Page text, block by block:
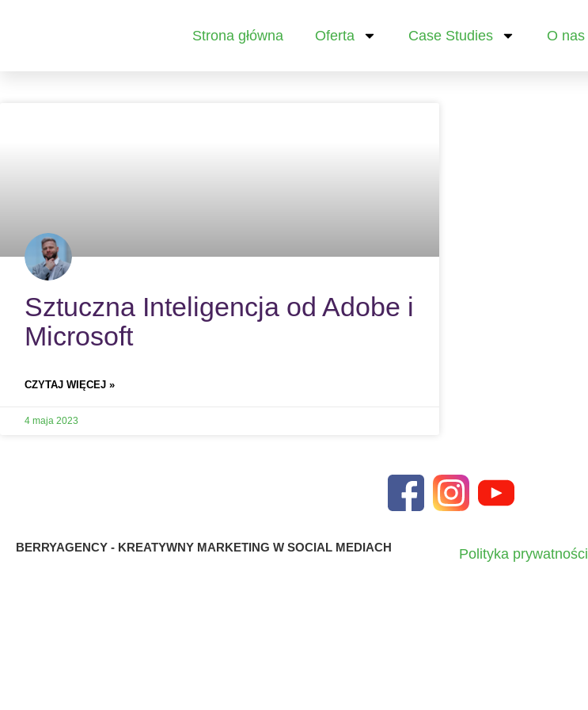
Strona główna Oferta Case Studies O nas
Sztuczna Inteligencja od Adobe i
Microsoft
CZYTAJ WIĘCEJ »
4 maja 2023
BERRYAGENCY - KREATYWNY MARKETING W SOCIAL MEDIACH Polityka prywatności